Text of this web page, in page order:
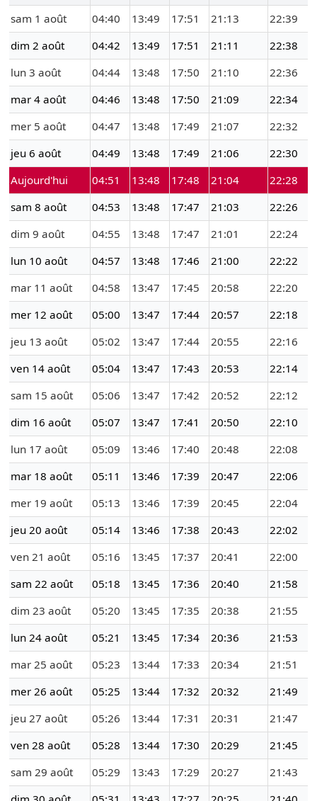
sam 1 août
04:40 13:49 17:51 21:13
22:39
dim 2 août
04:42 13:49 17:51 21:11
22:38
lun 3 août
04:44 13:48 17:50 21:10
22:36
mar 4 août
04:46 13:48 17:50 21:09
22:34
mer 5 août
04:47 13:48 17:49 21:07
22:32
jeu 6 août
04:49 13:48 17:49 21:06
22:30
Aujourd'hui
04:51 13:48 17:48 21:04
22:28
sam 8 août
04:53 13:48 17:47 21:03
22:26
dim 9 août
04:55 13:48 17:47 21:01
22:24
lun 10 août
04:57 13:48 17:46 21:00
22:22
mar 11 août
04:58 13:47 17:45 20:58
22:20
mer 12 août
05:00 13:47 17:44 20:57
22:18
jeu 13 août
05:02 13:47 17:44 20:55
22:16
ven 14 août
05:04 13:47 17:43 20:53
22:14
sam 15 août
05:06 13:47 17:42 20:52
22:12
dim 16 août
05:07 13:47 17:41 20:50
22:10
lun 17 août
05:09 13:46 17:40 20:48
22:08
mar 18 août
05:11 13:46 17:39 20:47
22:06
mer 19 août
05:13 13:46 17:39 20:45
22:04
jeu 20 août
05:14 13:46 17:38 20:43
22:02
ven 21 août
05:16 13:45 17:37 20:41
22:00
sam 22 août
05:18 13:45 17:36 20:40
21:58
dim 23 août
05:20 13:45 17:35 20:38
21:55
lun 24 août
05:21 13:45 17:34 20:36
21:53
mar 25 août
05:23 13:44 17:33 20:34
21:51
mer 26 août
05:25 13:44 17:32 20:32
21:49
jeu 27 août
05:26 13:44 17:31 20:31
21:47
ven 28 août
05:28 13:44 17:30 20:29
21:45
sam 29 août
05:29 13:43 17:29 20:27
21:43